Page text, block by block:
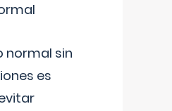
normal sin
es